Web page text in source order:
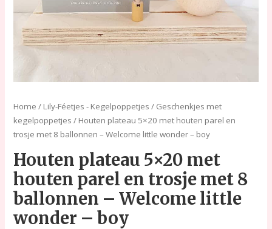
Home / Lily-Féetjes - Kegelpoppetjes / Geschenkjes met
kegelpoppetjes / Houten plateau 5×20 met houten parel en
trosje met 8 ballonnen – Welcome little wonder – boy
Houten plateau 5×20 met
houten parel en trosje met 8
ballonnen – Welcome little
wonder – boy
Welcome
wonder
aantal